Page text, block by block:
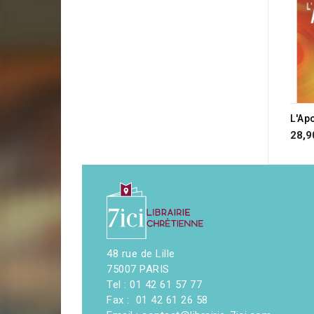
48 rue de Lille
75007 PARIS
Tel : 01 42 61 57 77
Fax : 01 42 61 26 58